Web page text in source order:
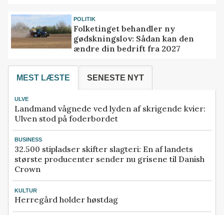
POLITIK
Folketinget behandler ny
gødskningslov: Sådan kan den
ændre din bedrift fra 2027
MEST LÆSTE SENESTE NYT
ULVE
Landmand vågnede ved lyden af skrigende kvier:
Ulven stod på foderbordet
BUSINESS
32.500 stipladser skifter slagteri: En af landets
største producenter sender nu grisene til Danish
Crown
KULTUR
Herregård holder høstdag